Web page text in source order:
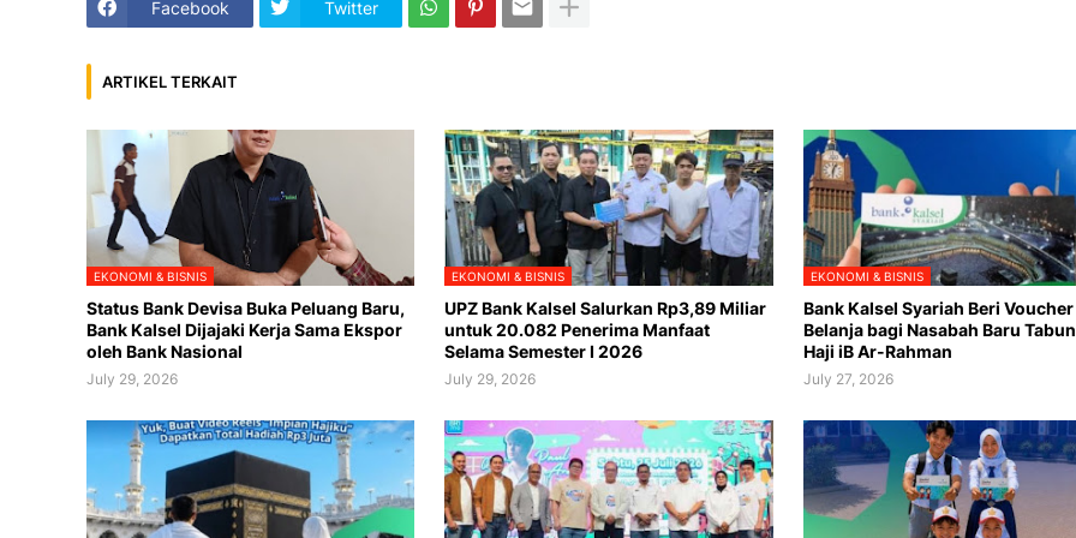
Facebook Twitter
ARTIKEL TERKAIT
EKONOMI & BISNIS
Status Bank Devisa Buka Peluang Baru,
Bank Kalsel Dijajaki Kerja Sama Ekspor
oleh Bank Nasional
July 29, 2026
EKONOMI & BISNIS
UPZ Bank Kalsel Salurkan Rp3,89 Miliar
untuk 20.082 Penerima Manfaat
Selama Semester I 2026
July 29, 2026
EKONOMI & BISNIS
Bank Kalsel Syariah Beri Voucher
Belanja bagi Nasabah Baru
Haji iB Ar-Rahman
July 27, 2026